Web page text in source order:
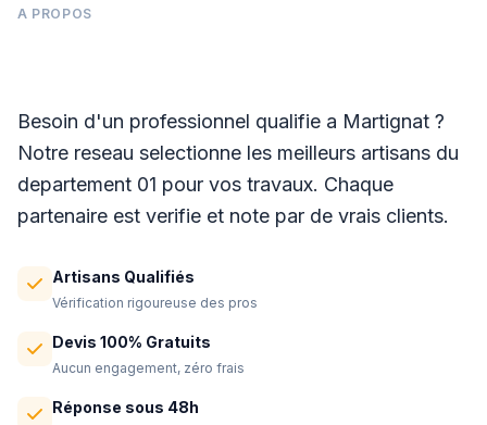
A PROPOS
Besoin d'un professionnel qualifie a Martignat ?
Notre reseau selectionne les meilleurs artisans du
departement 01 pour vos travaux. Chaque
partenaire est verifie et note par de vrais clients.
Artisans Qualifiés
Vérification rigoureuse des pros
Devis 100% Gratuits
Aucun engagement, zéro frais
Réponse sous 48h